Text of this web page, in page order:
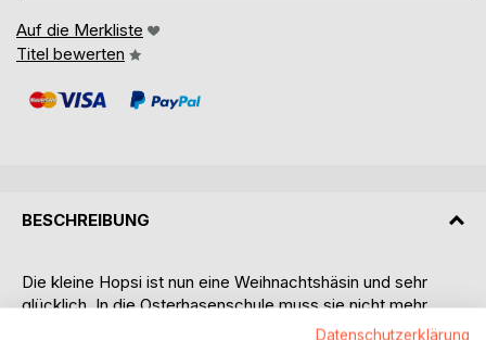
Auf die Merkliste
Titel bewerten
BESCHREIBUNG
Die kleine Hopsi ist nun eine Weihnachtshäsin und sehr
glücklich. In die Osterhasenschule muss sie nicht mehr
gehen, stattdessen unternimmt sie zusammen mit dem
Datenschutzerklärung